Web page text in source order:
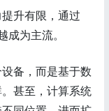
升有限，通过
为主流。
备，而是基于数
甚至，计算系统